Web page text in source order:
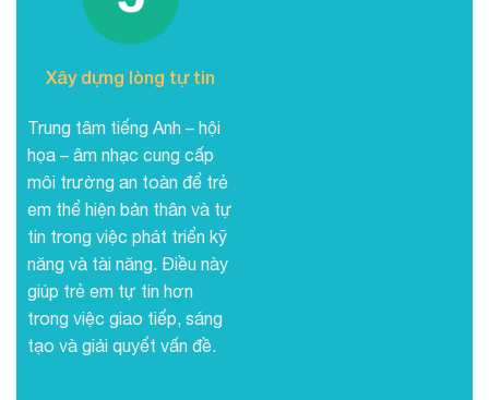
Xây dựng lòng tự tin
Trung tâm tiếng Anh – hội
họa – âm nhạc cung cấp
môi trường an toàn để trẻ
em thể hiện bản thân và tự
tin trong việc phát triển kỹ
năng và tài năng. Điều này
giúp trẻ em tự tin hơn
trong việc giao tiếp, sáng
tạo và giải quyết vấn đề.